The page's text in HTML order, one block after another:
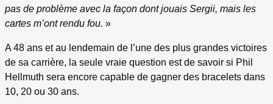
pas de problème avec la façon dont jouais Sergii, mais les
cartes m’ont rendu fou. »
A 48 ans et au lendemain de l’une des plus grandes victoires
de sa carrière, la seule vraie question est de savoir si Phil
Hellmuth sera encore capable de gagner des bracelets dans
10, 20 ou 30 ans.